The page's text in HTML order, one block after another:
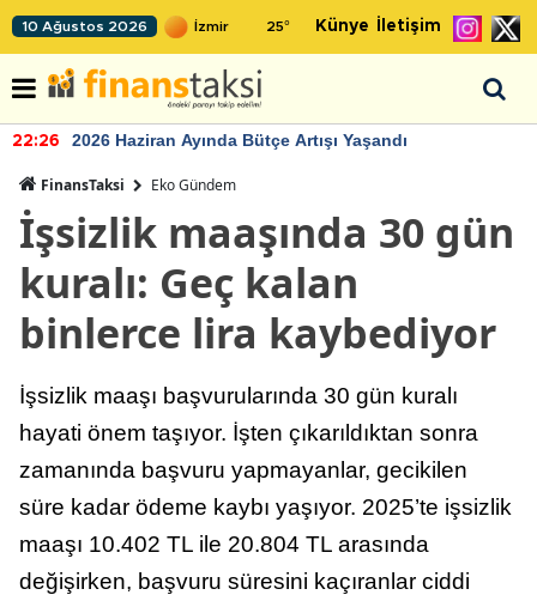
10 Ağustos 2026 25° Künye İletişim
22:26 2026 Haziran Ayında Bütçe Artışı Yaşandı
FinansTaksi Eko Gündem
İşsizlik maaşında 30 gün
kuralı: Geç kalan
binlerce lira kaybediyor
İşsizlik maaşı başvurularında 30 gün kuralı
hayati önem taşıyor. İşten çıkarıldıktan sonra
zamanında başvuru yapmayanlar, gecikilen
süre kadar ödeme kaybı yaşıyor. 2025’te işsizlik
maaşı 10.402 TL ile 20.804 TL arasında
değişirken, başvuru süresini kaçıranlar ciddi